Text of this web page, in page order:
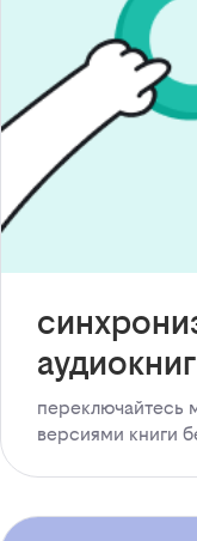
аудиокниг
переключайтесь
версиями книги